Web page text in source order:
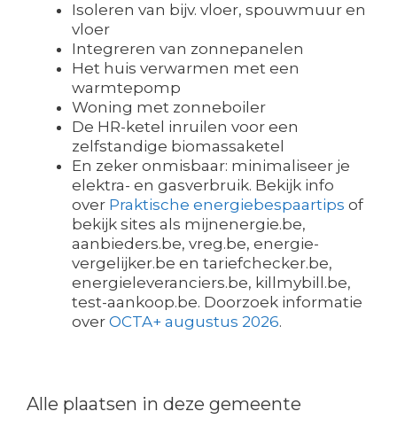
Isoleren van bijv. vloer, spouwmuur en
vloer
Integreren van zonnepanelen
Het huis verwarmen met een
warmtepomp
Woning met zonneboiler
De HR-ketel inruilen voor een
zelfstandige biomassaketel
En zeker onmisbaar: minimaliseer je
elektra- en gasverbruik. Bekijk info
over Praktische energiebespaartips of
bekijk sites als mijnenergie.be,
aanbieders.be, vreg.be, energie-
vergelijker.be en tariefchecker.be,
energieleveranciers.be, killmybill.be,
test-aankoop.be. Doorzoek informatie
over OCTA+ augustus 2026.
Alle plaatsen in deze gemeente